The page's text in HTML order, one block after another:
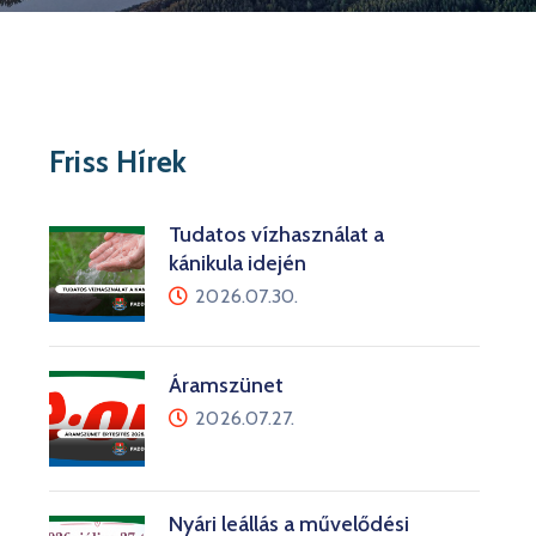
Friss Hírek
Tudatos vízhasználat a
kánikula idején
2026.07.30.
Áramszünet
2026.07.27.
Nyári leállás a művelődési